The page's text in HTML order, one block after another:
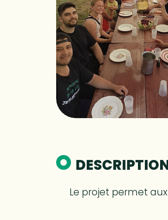
Le projet permet aux